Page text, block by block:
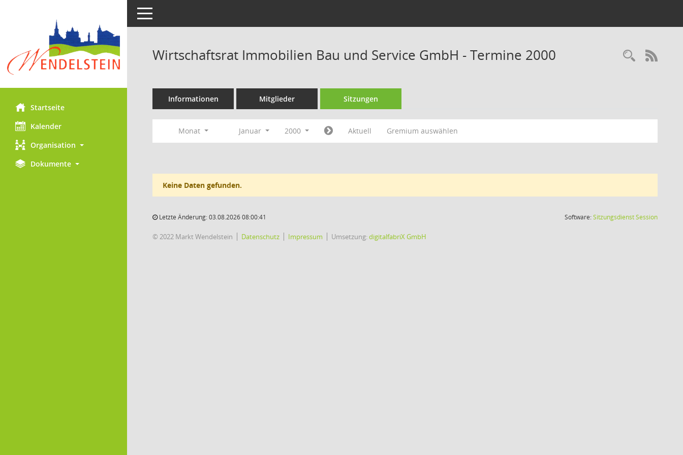
Startseite
Kalender
Organisation
Dokumente
Toggle navigation
Wirtschaftsrat Immobilien Bau und Service GmbH - Termine 2000
Informationen Mitglieder Sitzungen
Monat Januar 2000 Aktuell Gremium auswählen
Keine Daten gefunden.
Letzte Änderung: 03.08.2026 08:00:41 Software:SitzungsdienstSession(Wird in
© 2022 Markt Wendelstein Datenschutz Impressum Umsetzung:digitalfabriX GmbH